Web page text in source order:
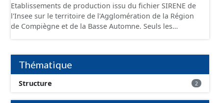
Etablissements de production issu du fichier SIRENE de
l'Insee sur le territoire de l'Agglomération de la Région
de Compiègne et de la Basse Automne. Seuls les
et structurés conformément aux prescriptions du
standard CNIG Sites Economiques. Ce lot ne contient pas
la référence aux terrains à vocation économique à ce
jour. Il est filtré au-delà des prescriptions du CNIG se
limitant aux SCI.
Thématique
Structure 2